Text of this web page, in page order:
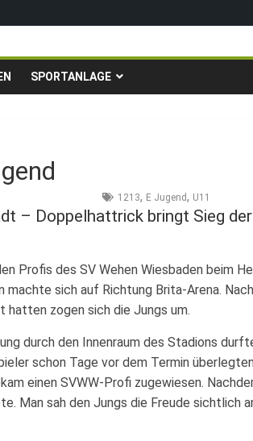
SPORTANLAGE
1213, E Jugend, U11
– Doppelhattrick bringt Sieg
Profis des SV Wehen Wiesbaden beim
sich auf Richtung Brita-Arena.
zogen sich die Jungs um.
durch den Innenraum des Stadions
schon Tage vor dem Termin
einen SVWW-Profi zugewiesen.
Man sah den Jungs die Freude sichtlich